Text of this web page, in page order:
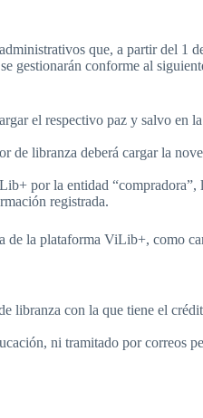
que, a partir del 1
gestionarán conforme al
el respectivo paz y salvo
de libranza deberá cargar la
por la entidad
registrada.
la plataforma ViLib+, como
con la que tiene el
ni tramitado por correos